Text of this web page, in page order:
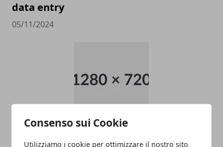
Consenso sui Cookie
Utilizziamo i cookie per ottimizzare il nostro sito
data entry
05/11/2024
PULITORE COORDINATORE